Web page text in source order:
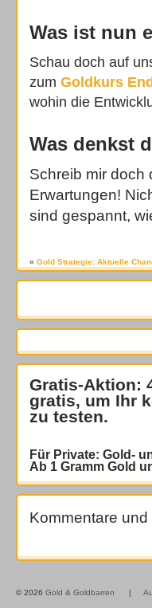
Was ist nun
Schau doch auf
zum Goldkurs
wohin die
Was denkst
Schreib mir doch
Erwartungen!
sind gespannt,
« Gold Strategie: Aktuelle
Gratis-Aktion:
gratis, um Ihr
zu testen.
Für Private: Gold-
Ab 1 Gramm Gold
Kommentare
© 2026 Gold & Goldbarren |